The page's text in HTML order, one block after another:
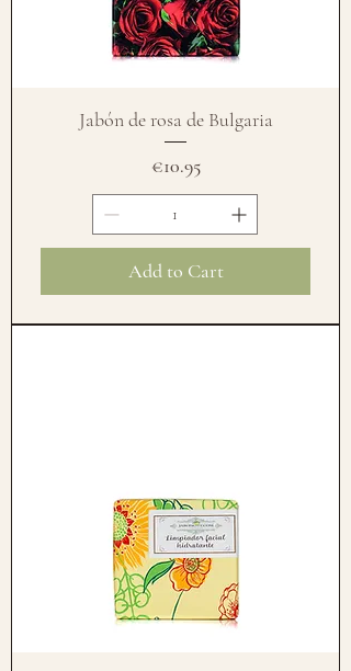
Jabón de rosa de Bulgaria
Price
€10.95
Add to Cart